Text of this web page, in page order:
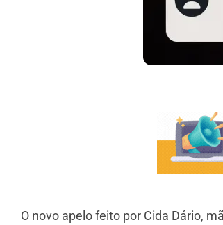
O novo apelo feito por Cida Dário,